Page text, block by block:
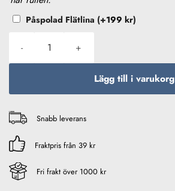
Påspolad Flätlina (+199 kr)
Lägg till i varukorg
Snabb leverans
Fraktpris från 39 kr
Fri frakt över 1000 kr